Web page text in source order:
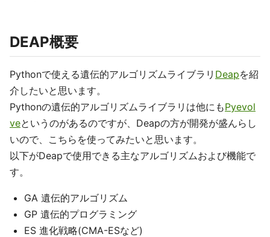
DEAP概要
Pythonで使える遺伝的アルゴリズムライブラリ Deapを紹
介したいと思います。
Pythonの遺伝的アルゴリズムライブラリは他にもPyevol
veというのがあるのですが、Deapの方が開発が盛んらし
いので、こちらを使ってみたいと思います。
以下がDeapで使用できる主なアルゴリズムおよび機能で
す。
GA 遺伝的アルゴリズム
GP 遺伝的プログラミング
ES 進化戦略(CMA-ESなど)